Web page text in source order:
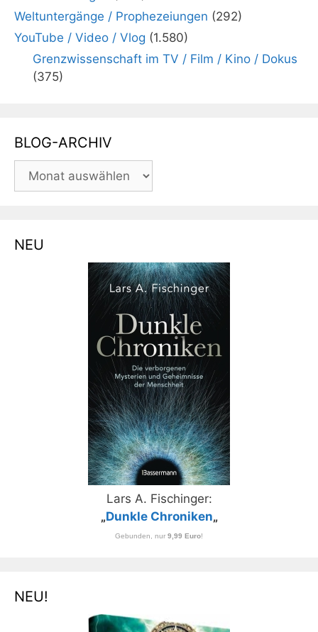
Weltuntergänge / Prophezeiungen (292)
YouTube / Video / Vlog (1.580)
Grenzwissenschaft im TV / Film / Kino / Dokus
(375)
BLOG-ARCHIV
BLOG-
NEU
Lars A. Fischinger:
„Dunkle Chroniken„
Gebunden, nur 9,99 Euro!
NEU!